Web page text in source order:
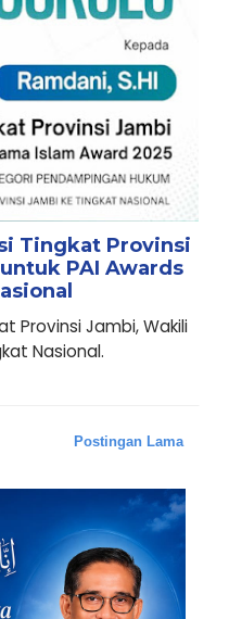
Tingkat Provinsi
PAI Awards
Provinsi Jambi, Wakili
Nasional.
Postingan Lama